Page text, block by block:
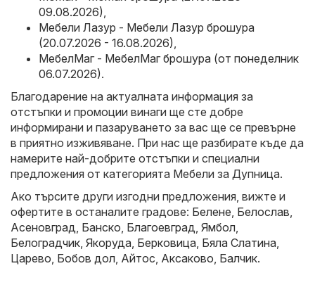
09.08.2026)
Мебели Лазур - Мебели Лазур брошура
(20.07.2026 - 16.08.2026)
МебелМаг - МебелМаг брошура (от понеделник
06.07.2026).
Благодарение на актуалната информация за
отстъпки и промоции винаги ще сте добре
информирани и пазаруването за вас ще се превърне
в приятно изживяване. При нас ще разбирате къде да
намерите най-добрите отстъпки и специални
предложения от категорията Мебели за Дупница.
Ако търсите други изгодни предложения, вижте и
офертите в останалите градове: Белене Белослав
Асеновград Банско Благоевград Ямбол
Белоградчик Якоруда Берковица Бяла Слатина
Царево Бобов дол Айтос Аксаково Балчик.